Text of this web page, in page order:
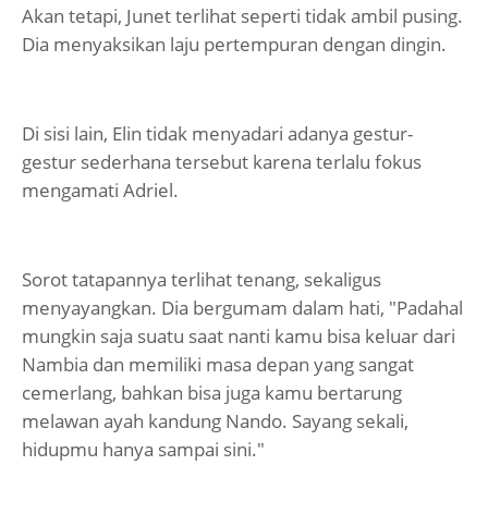
Akan tetapi, Junet terlihat seperti tidak ambil pusing.
Dia menyaksikan laju pertempuran dengan dingin.
Di sisi lain, Elin tidak menyadari adanya gestur-
gestur sederhana tersebut karena terlalu fokus
mengamati Adriel.
Sorot tatapannya terlihat tenang, sekaligus
menyayangkan. Dia bergumam dalam hati, "Padahal
mungkin saja suatu saat nanti kamu bisa keluar dari
Nambia dan memiliki masa depan yang sangat
cemerlang, bahkan bisa juga kamu bertarung
melawan ayah kandung Nando. Sayang sekali,
hidupmu hanya sampai sini."